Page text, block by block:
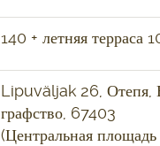
140 + летняя терраса
Lipuväljak 26, Отепя,
графство, 67403
(Центральная